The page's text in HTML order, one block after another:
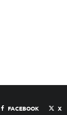
FACEBOOK X